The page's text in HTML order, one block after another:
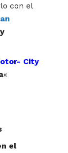
con el
City
«
el